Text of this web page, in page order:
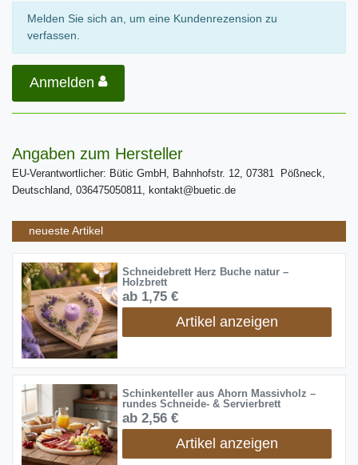
Melden Sie sich an, um eine Kundenrezension zu
verfassen.
Anmelden
Angaben zum Hersteller
EU-Verantwortlicher: Bütic GmbH, Bahnhofstr. 12, 07381 Pößneck,
Deutschland, 036475050811, kontakt@buetic.de
neueste Artikel
Schneidebrett Herz Buche natur –
Holzbrett
ab 1,75 €
Artikel anzeigen
Schinkenteller aus Ahorn Massivholz –
rundes Schneide- & Servierbrett
ab 2,56 €
Artikel anzeigen